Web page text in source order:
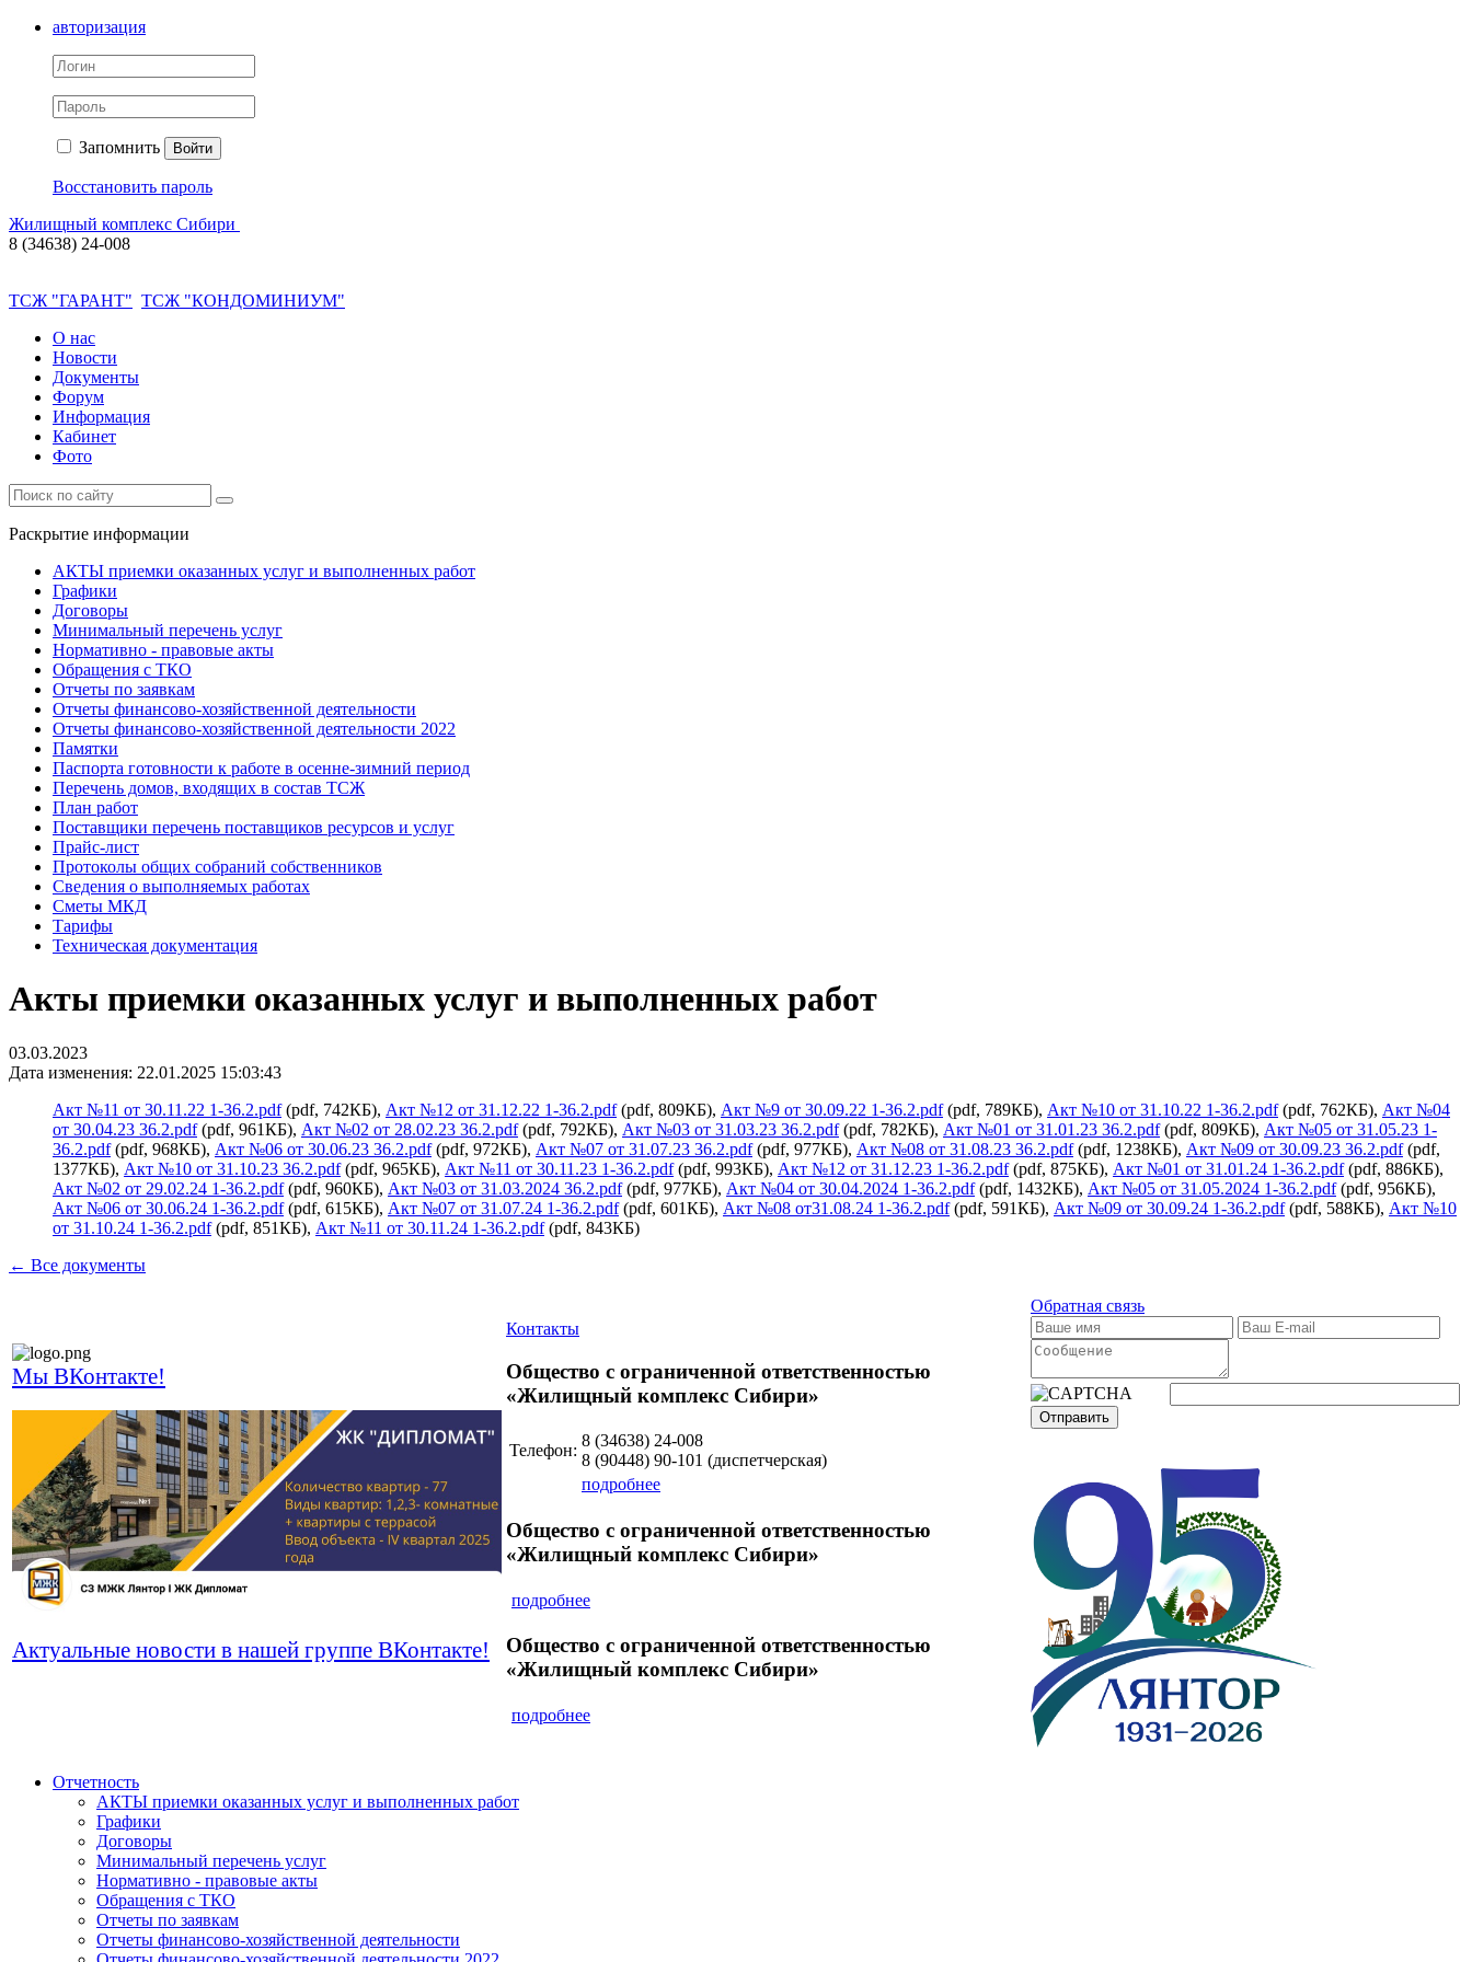
авторизация
Запомнить Войти
Восстановить пароль
Жилищный комплекс Сибири
8 (34638) 24-008
ТСЖ "ГАРАНТ" ТСЖ "КОНДОМИНИУМ"
О нас
Новости
Документы
Форум
Информация
Кабинет
Фото
Раскрытие информации
АКТЫ приемки оказанных услуг и выполненных работ
Графики
Договоры
Минимальный перечень услуг
Нормативно - правовые акты
Обращения с ТКО
Отчеты по заявкам
Отчеты финансово-хозяйственной деятельности
Отчеты финансово-хозяйственной деятельности 2022
Памятки
Паспорта готовности к работе в осенне-зимний период
Перечень домов, входящих в состав ТСЖ
План работ
Поставщики перечень поставщиков ресурсов и услуг
Прайс-лист
Протоколы общих собраний собственников
Сведения о выполняемых работах
Сметы МКД
Тарифы
Техническая документация
Акты приемки оказанных услуг и выполненных работ
03.03.2023
Дата изменения: 22.01.2025 15:03:43
Акт №11 от 30.11.22 1-36.2.pdf(pdf, 742КБ), Акт №12 от 31.12.22 1-36.2.pdf(pdf, 809КБ), Акт №9 от 30.09.22 1-36.2.pdf(pdf, 789КБ), Акт №10 от 31.10.22 1-36.2.pdf(pdf, 762КБ), Акт №04
от 30.04.23 36.2.pdf(pdf, 961КБ), Акт №02 от 28.02.23 36.2.pdf(pdf, 792КБ), Акт №03 от 31.03.23 36.2.pdf(pdf, 782КБ), Акт №01 от 31.01.23 36.2.pdf(pdf, 809КБ), Акт №05 от 31.05.23 1-
36.2.pdf(pdf, 968КБ), Акт №06 от 30.06.23 36.2.pdf(pdf, 972КБ), Акт №07 от 31.07.23 36.2.pdf(pdf, 977КБ), Акт №08 от 31.08.23 36.2.pdf(pdf, 1238КБ), Акт №09 от 30.09.23 36.2.pdf(pdf,
1377КБ), Акт №10 от 31.10.23 36.2.pdf(pdf, 965КБ), Акт №11 от 30.11.23 1-36.2.pdf(pdf, 993КБ), Акт №12 от 31.12.23 1-36.2.pdf(pdf, 875КБ), Акт №01 от 31.01.24 1-36.2.pdf(pdf, 886КБ),
Акт №02 от 29.02.24 1-36.2.pdf(pdf, 960КБ), Акт №03 от 31.03.2024 36.2.pdf(pdf, 977КБ), Акт №04 от 30.04.2024 1-36.2.pdf(pdf, 1432КБ), Акт №05 от 31.05.2024 1-36.2.pdf(pdf, 956КБ),
Акт №06 от 30.06.24 1-36.2.pdf(pdf, 615КБ), Акт №07 от 31.07.24 1-36.2.pdf(pdf, 601КБ), Акт №08 от31.08.24 1-36.2.pdf(pdf, 591КБ), Акт №09 от 30.09.24 1-36.2.pdf(pdf, 588КБ), Акт №10
от 31.10.24 1-36.2.pdf(pdf, 851КБ), Акт №11 от 30.11.24 1-36.2.pdf(pdf, 843КБ)
← Все документы
Мы ВКонтакте!
Актуальные новости в нашей группе ВКонтакте!
Контакты
Общество с ограниченной ответственностью
«Жилищный комплекс Сибири»
Телефон:
8 (34638) 24-008
8 (90448) 90-101 (диспетчерская)
подробнее
Общество с ограниченной ответственностью
«Жилищный комплекс Сибири»
подробнее
Общество с ограниченной ответственностью
«Жилищный комплекс Сибири»
подробнее
Обратная связь
Отправить
Отчетность
АКТЫ приемки оказанных услуг и выполненных работ
Графики
Договоры
Минимальный перечень услуг
Нормативно - правовые акты
Обращения с ТКО
Отчеты по заявкам
Отчеты финансово-хозяйственной деятельности